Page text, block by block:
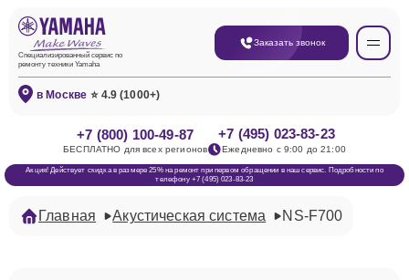
Специализированный сервис по
ремонту техники Yamaha
Заказать звонок
в Москве ⭐ 4.9 (1000+)
+7 (800) 100-49-87
БЕСПЛАТНО для всех регионов
+7 (495) 023-83-23
Ежедневно с 9:00 до 21:00
Акция! Действует скидка в размере 25% на ремонт при первом обращении в наш сервис. Подробности по
телефону +7 (495) 023-83-23
Главная Акустическая система NS-F700